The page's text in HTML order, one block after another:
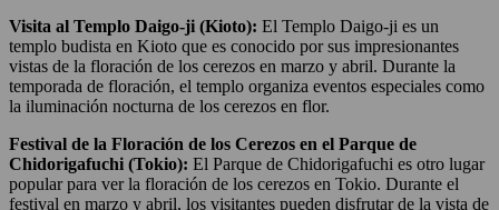
Visita al Templo Daigo-ji (Kioto): El Templo Daigo-ji es un
templo budista en Kioto que es conocido por sus impresionantes
vistas de la floración de los cerezos en marzo y abril. Durante la
temporada de floración, el templo organiza eventos especiales como
la iluminación nocturna de los cerezos en flor.
Festival de la Floración de los Cerezos en el Parque de
Chidorigafuchi (Tokio): El Parque de Chidorigafuchi es otro lugar
popular para ver la floración de los cerezos en Tokio. Durante el
festival en marzo y abril, los visitantes pueden disfrutar de la vista de